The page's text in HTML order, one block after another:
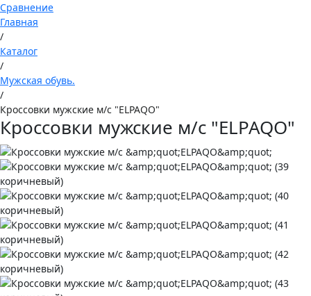
Сравнение
Главная
/
Каталог
/
Мужская обувь.
/
Кроссовки мужские м/с "ELPAQO"
Кроссовки мужские м/с "ELPAQO"